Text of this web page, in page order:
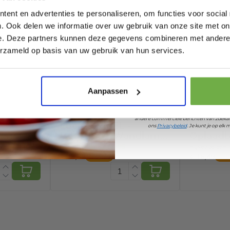
en advertenties te personaliseren, om functies voor social
Ook delen we informatie over uw gebruik van onze site met
Deze partners kunnen deze gegevens combineren met
op basis van uw gebruik van hun services.
Aanpassen
-
- Zwart
Lucide NIGEL -
Bedlamp / Wandlamp
- LED Dim to warm -
CCT - GU10 - 1x5W
2200K/3000K - Met
USB oplaadpunt - Wit
Prijs op bol.com
€ 49,59
-35%
Lucide
Accu/
3000K
Laat ons weten
Pak € 5,-
andere commerciële berichten van
onsPrivacybeleid. Je kunt je op elk